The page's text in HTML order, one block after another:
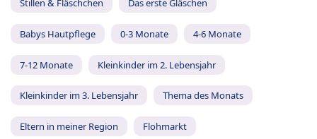
Stillen & Fläschchen Das erste Gläschen
Babys Hautpflege 0-3 Monate 4-6 Monate
7-12 Monate Kleinkinder im 2. Lebensjahr
Kleinkinder im 3. Lebensjahr Thema des Monats
Eltern in meiner Region Flohmarkt